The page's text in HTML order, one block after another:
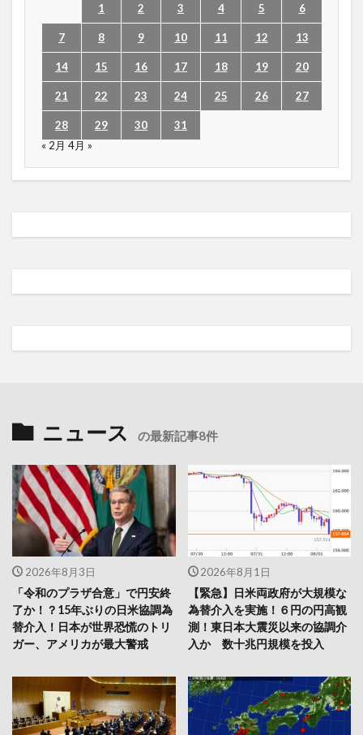
1 2 3 4 5 6
7 8 9 10 11 12 13
14 15 16 17 18 19 20
21 22 23 24 25 26 27
28 29 30
31
« 2月 4月 »
ニュース の最新記事8件
2026年8月3日
「令和のプラザ合意」で円安終
了か！？15年ぶりの日米協調為
替介入！日本が世界恐慌のトリ
ガー、アメリカが最大警戒
2026年8月1日
【緊急】日米両政府が大規模な
為替介入を実施！６円の円高観
測！東日本大震災以来の協調介
入か 数十兆円規模を投入